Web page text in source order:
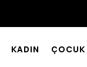
KADIN ÇOCUK